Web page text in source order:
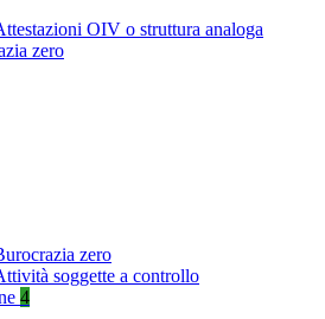
OIV o struttura analoga
zero
zero
soggette a controllo
4